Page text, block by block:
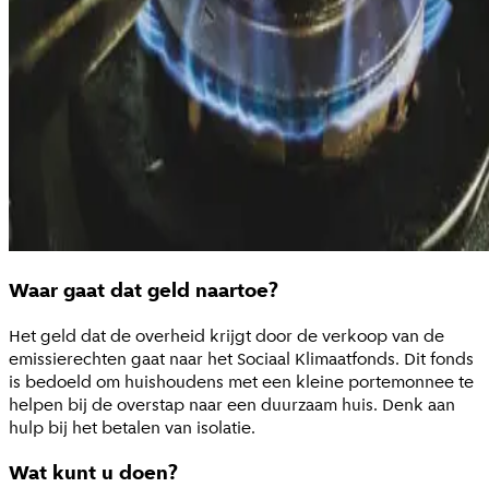
Waar gaat dat geld naartoe?
Het geld dat de overheid krijgt door de verkoop van de
emissierechten gaat naar het Sociaal Klimaatfonds. Dit fonds
is bedoeld om huishoudens met een kleine portemonnee te
helpen bij de overstap naar een duurzaam huis. Denk aan
hulp bij het betalen van isolatie.
Wat kunt u doen?